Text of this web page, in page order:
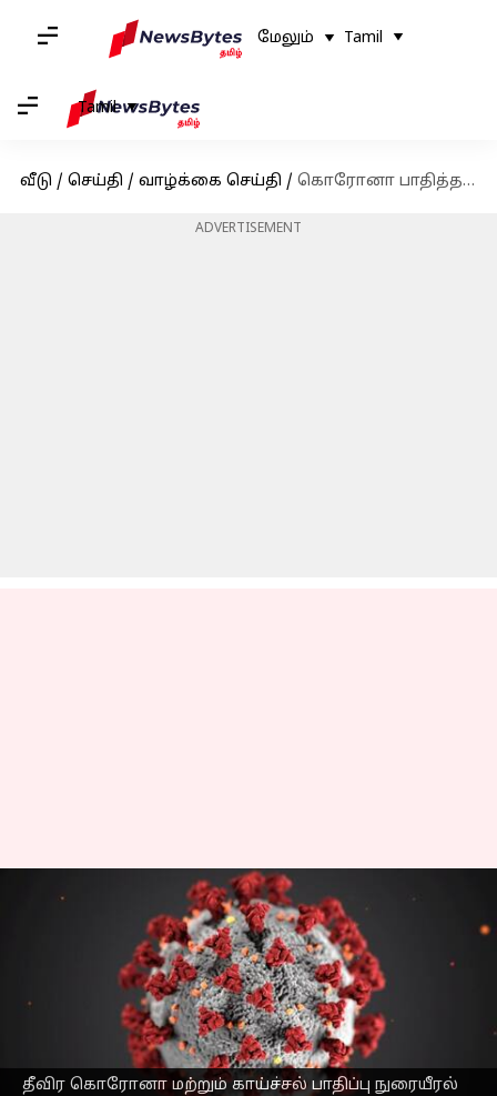
மேலும் Tamil
Tamil
வீடு / செய்தி / வாழ்க்கை செய்தி / கொரோனா பாதித்தவர்களுக்குப் புற்றுநோய் அபாயமா? நுரையீரலில் ஏற்படும் 'இம்யூன் ஸ்காரிங்'; நிபுணர்கள் எச்சரிக்கை
ADVERTISEMENT
தீவிர கொரோனா மற்றும் காய்ச்சல் பாதிப்பு நுரையீரல்
கொரோனா
பாதித்தவர்களுக்குப்
புற்றுநோய் அபாயமா?
நுரையீரலில் ஏற்படும்
'இம்யூன் ஸ்காரிங்';
நிபுணர்கள் எச்சரிக்கை